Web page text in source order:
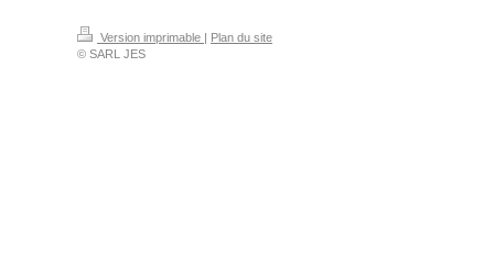
Version imprimable | Plan du site
© SARL JES